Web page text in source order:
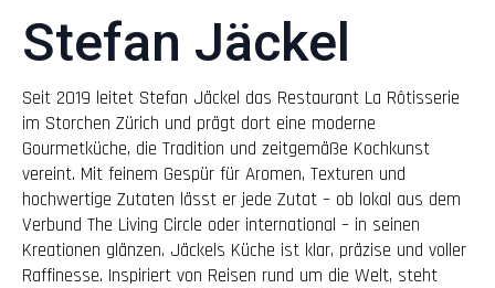
Stefan Jäckel
Seit 2019 leitet Stefan Jäckel das Restaurant La Rôtisserie
im Storchen Zürich und prägt dort eine moderne
Gourmetküche, die Tradition und zeitgemäße Kochkunst
vereint. Mit feinem Gespür für Aromen, Texturen und
hochwertige Zutaten lässt er jede Zutat – ob lokal aus dem
Verbund The Living Circle oder international – in seinen
Kreationen glänzen. Jäckels Küche ist klar, präzise und voller
Raffinesse. Inspiriert von Reisen rund um die Welt, steht